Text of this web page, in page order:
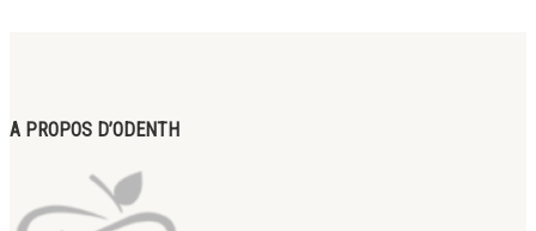
A PROPOS D’ODENTH